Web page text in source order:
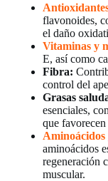
flavonoides,
el daño
Vitaminas y
E, así como
Fibra:
control del
Grasas
esenciales,
que
Aminoácidos
aminoácidos
regeneración
muscular.